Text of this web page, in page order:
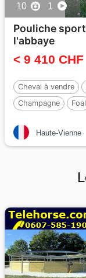
10 1
Pouliche
l'abbaye
< 9 410 CHF
Cheval à vendre
Champagne
Foal
Haute-Vienne